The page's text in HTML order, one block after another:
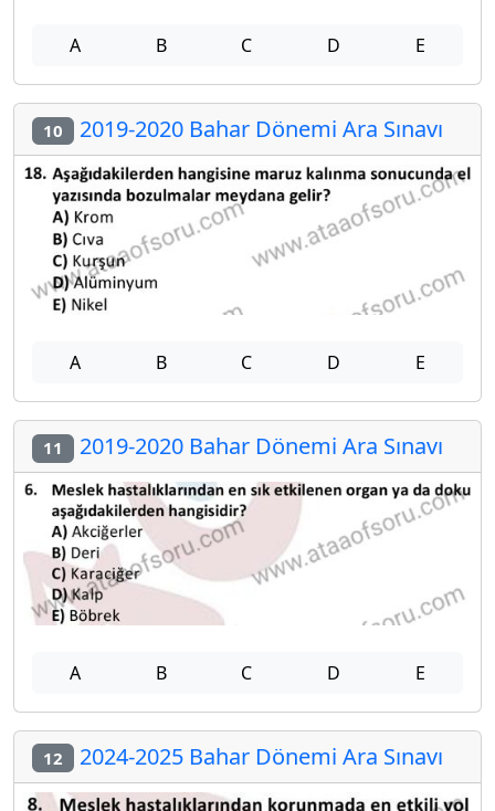
A B C D E
10 2019-2020 Bahar Dönemi Ara Sınavı
A B C D E
11 2019-2020 Bahar Dönemi Ara Sınavı
A B C D E
12 2024-2025 Bahar Dönemi Ara Sınavı